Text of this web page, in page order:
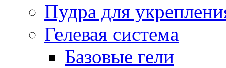
Пудра для
Гелевая система
Базовые гели